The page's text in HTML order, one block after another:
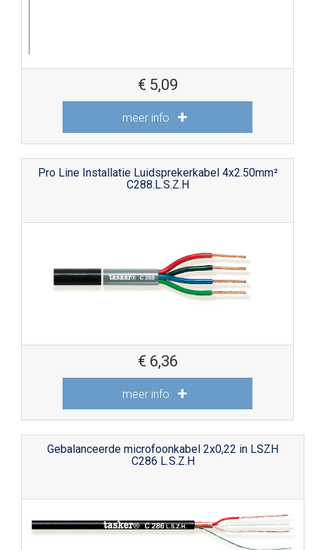
€ 5,09
meer info
Pro Line Installatie Luidsprekerkabel 4x2.50mm²
C288.L.S.Z.H
€ 6,36
meer info
Gebalanceerde microfoonkabel 2x0,22 in LSZH
C286 L.S.Z.H